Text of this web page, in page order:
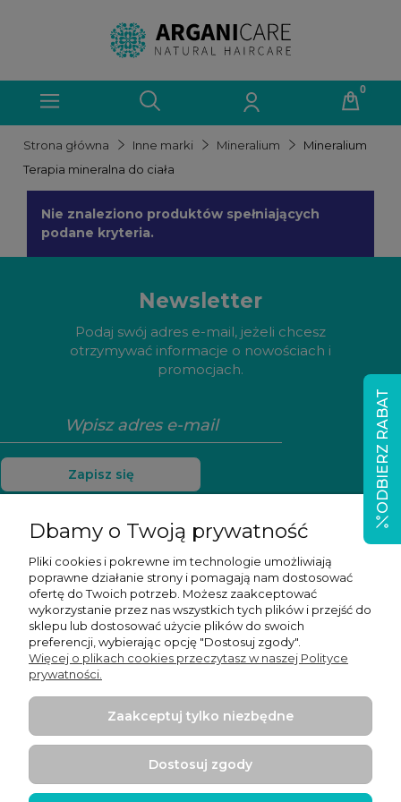
Strona główna Inne marki Mineralium
Mineralium
Terapia mineralna do ciała
Nie znaleziono produktów spełniających
podane kryteria.
Newsletter
Podaj swój adres e-mail, jeżeli chcesz
otrzymywać informacje o nowościach i
promocjach.
Zapisz się
Pomoc
Moje konto
Płatności i dostawa
Informacje
Dbamy o Twoją prywatność
Pliki cookies i pokrewne im technologie umożliwiają
poprawne działanie strony i pomagają nam dostosować
ofertę do Twoich potrzeb. Możesz zaakceptować
wykorzystanie przez nas wszystkich tych plików i przejść do
sklepu lub dostosować użycie plików do swoich
preferencji, wybierając opcję "Dostosuj zgody".
Więcej o plikach cookies przeczytasz w naszej Polityce
prywatności.
Zaakceptuj tylko niezbędne
Dostosuj zgody
ODBIERZ RABAT